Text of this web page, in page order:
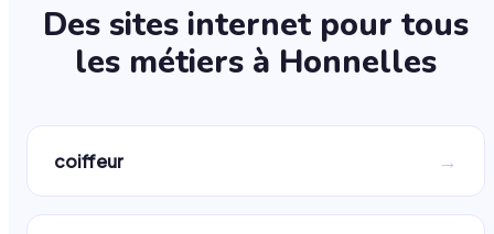
Des sites internet pour tous
les métiers à Honnelles
coiffeur →